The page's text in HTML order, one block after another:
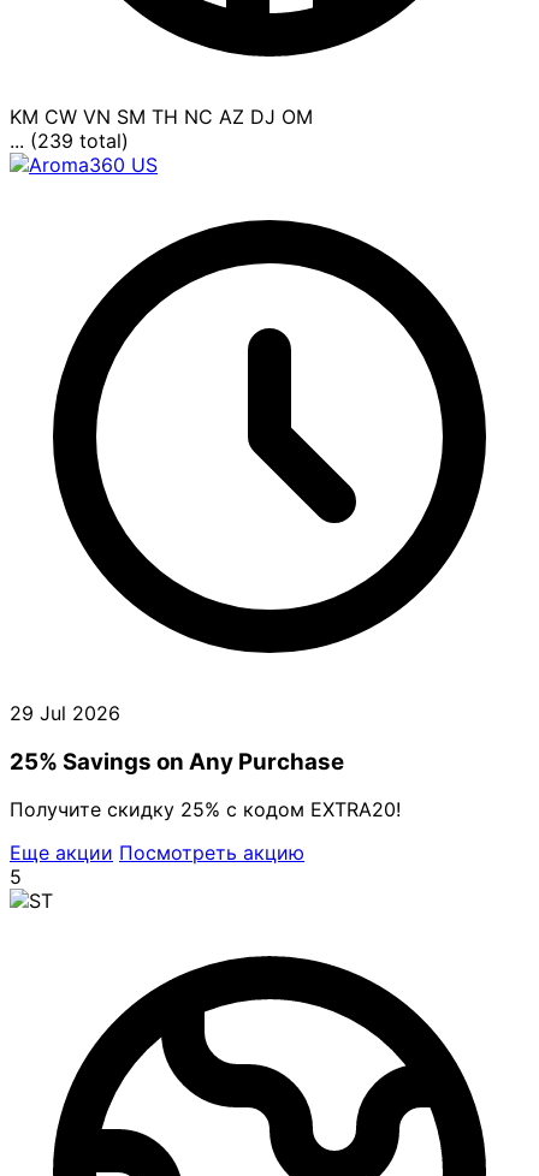
KM CW VN SM TH NC AZ DJ OM
... (239 total)
29 Jul 2026
25% Savings on Any Purchase
Получите скидку 25% с кодом EXTRA20!
Еще акции Посмотреть акцию
5